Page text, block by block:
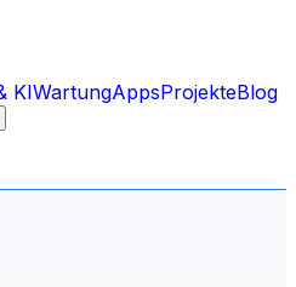
KIWartungAppsProjekteBlog